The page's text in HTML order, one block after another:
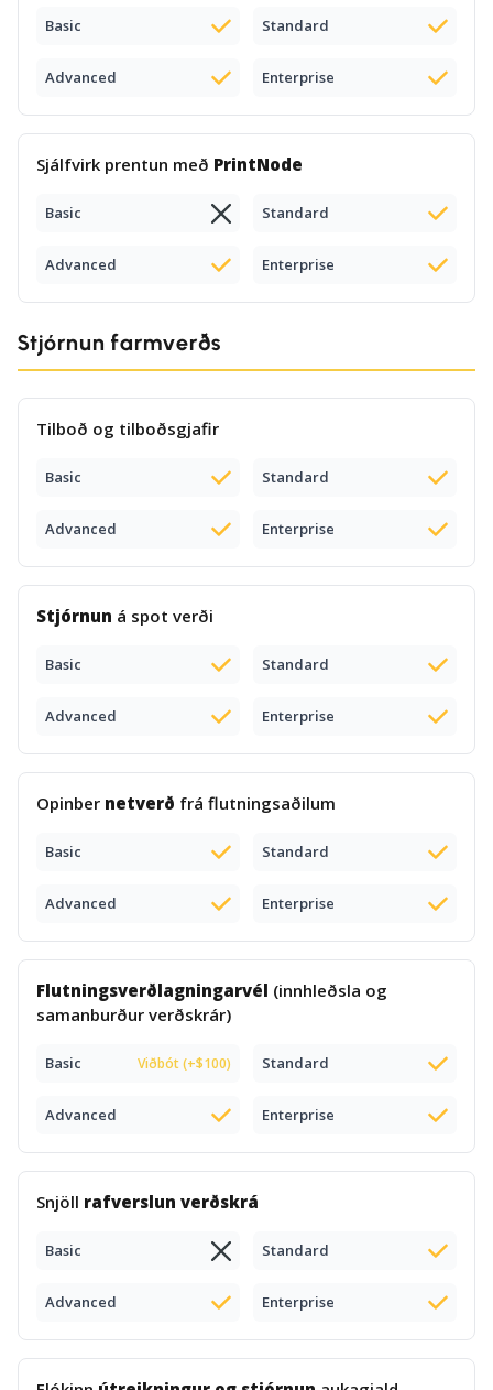
Basic Standard
Advanced Enterprise
Sjálfvirk prentun með PrintNode
Basic Standard
Advanced Enterprise
Stjórnun farmverðs
Tilboð og tilboðsgjafir
Basic Standard
Advanced Enterprise
Stjórnun á spot verði
Basic Standard
Advanced Enterprise
Opinber netverð frá flutningsaðilum
Basic Standard
Advanced Enterprise
Flutningsverðlagningarvél (innhleðsla og
samanburður verðskrár)
Basic Viðbót (+$100) Standard
Advanced Enterprise
Snjöll rafverslun verðskrá
Basic Standard
Advanced Enterprise